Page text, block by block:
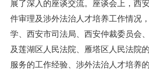
展了深入的座谈交流。座谈会上，西
件审理及涉外法治人才培养工作情况
学、西安市司法局、西安仲裁委员会
及莲湖区人民法院、雁塔区人民法院
服务的工作经验、涉外法治人才培养